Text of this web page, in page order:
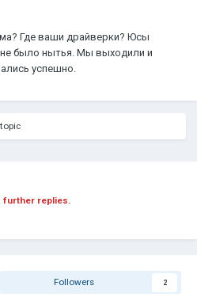
Где ваши драйверки? Юсы
было нытья. Мы выходили и
успешно.
further replies.
Followers 2